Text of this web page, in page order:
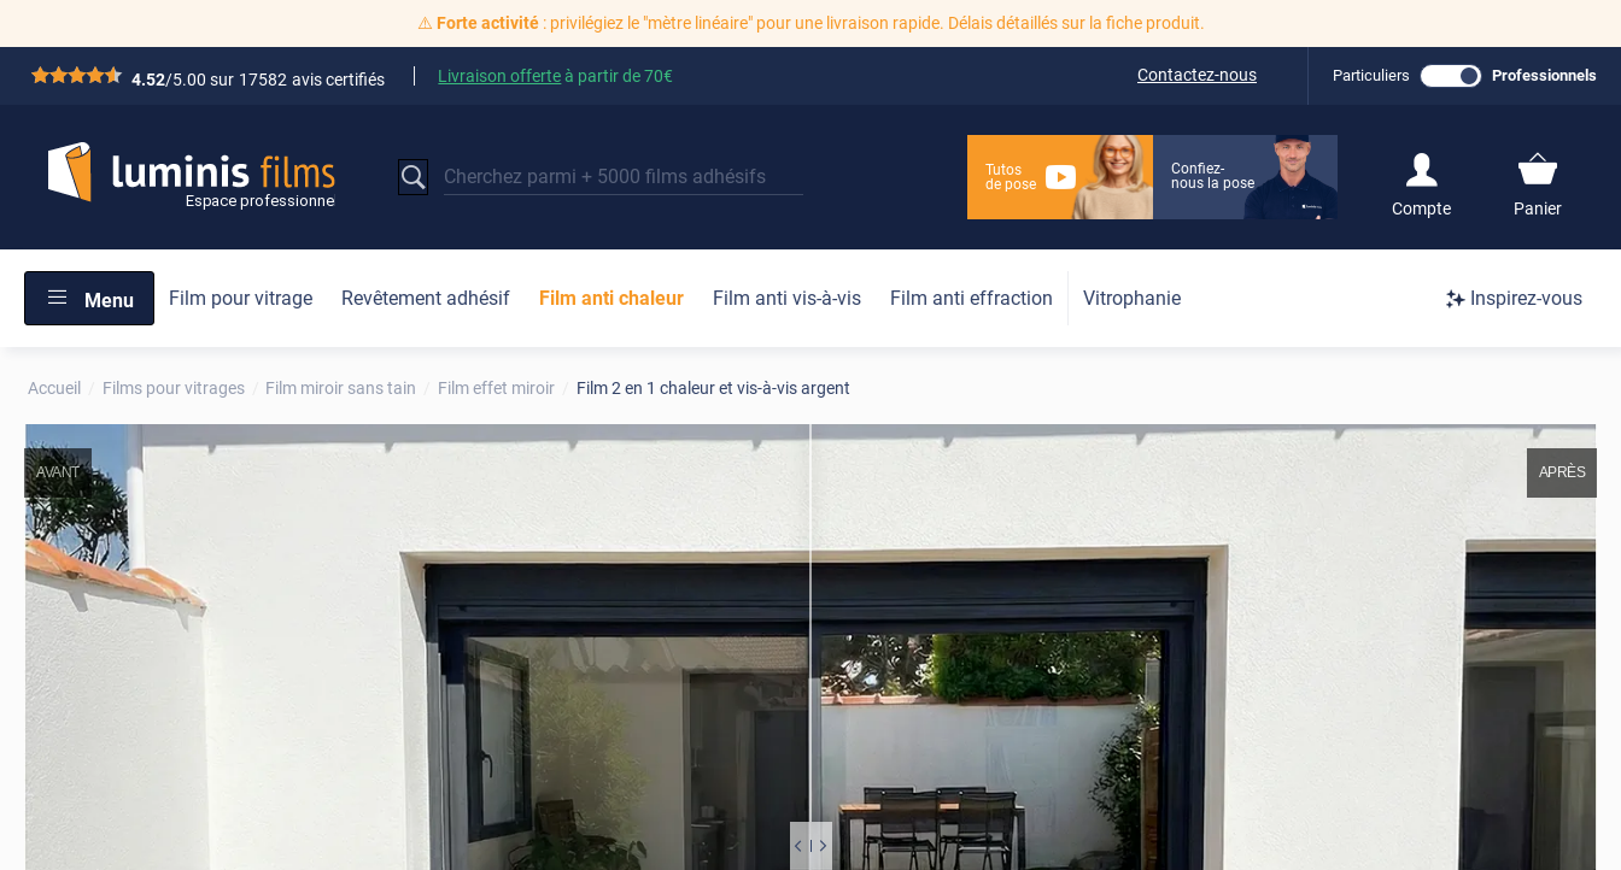
⚠️ Forte activité: privilégiez le "mètre linéaire" pour une livraison rapide. Délais détaillés sur la fiche produit.
*****4.52/5.00 sur 17582 avis certifiés Livraison offerteà partir de70€ Contactez-nous Particuliers Professionnels
Tutos
de pose
Confiez-
nous la pose
Compte
S'inscrire / Se
Panier
Menu Film pour vitrage Revêtement adhésif Film anti chaleur Film anti vis-à-vis Film anti effraction Vitrophanie Inspirez-vous
Accueil Films pour vitrages Film miroir sans tain Film effet miroir Film 2 en 1 chaleur et vis-à-vis argent
AVANT APRÈS